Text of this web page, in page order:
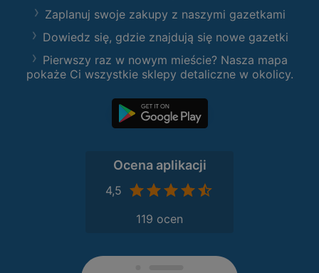
Zaplanuj swoje zakupy z naszymi gazetkami
Dowiedz się, gdzie znajdują się nowe gazetki
Pierwszy raz w nowym mieście? Nasza mapa
pokaże Ci wszystkie sklepy detaliczne w okolicy.
Ocena aplikacji
4,5
119 ocen